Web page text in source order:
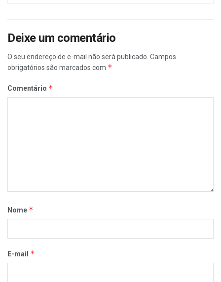
Deixe um comentário
O seu endereço de e-mail não será publicado. Campos
obrigatórios são marcados com *
Comentário *
Nome *
E-mail *